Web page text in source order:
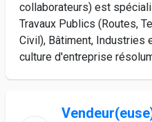
collaborateurs) est
Travaux Publics (Routes,
Civil), Bâtiment, Industries
culture d'entreprise